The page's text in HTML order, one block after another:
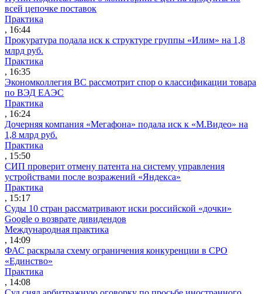
всей цепочке поставок
Практика
, 16:44
Прокуратура подала иск к структуре группы «Илим» на 1,8
млрд руб.
Практика
, 16:35
Экономколлегия ВС рассмотрит спор о классификации товара
по ВЭД ЕАЭС
Практика
, 16:24
Дочерняя компания «Мегафона» подала иск к «М.Видео» на
1,8 млрд руб.
Практика
, 15:50
СИП проверит отмену патента на систему управления
устройствами после возражений «Яндекса»
Практика
, 15:17
Суды 10 стран рассматривают иски российской «дочки»
Google о возврате дивидендов
Международная практика
, 14:09
ФАС раскрыла схему ограничения конкуренции в СРО
«Единство»
Практика
, 14:08